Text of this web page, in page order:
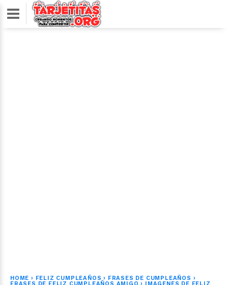
HOME › FELIZ CUMPLEAÑOS › FRASES DE CUMPLEAÑOS ›